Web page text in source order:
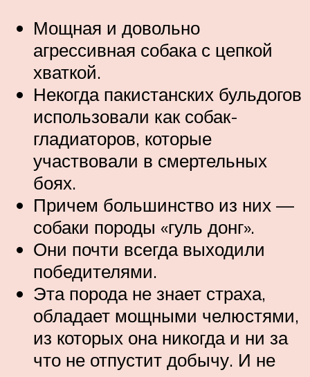
Мощная и довольно
агрессивная собака с цепкой
хваткой.
Некогда пакистанских бульдогов
использовали как собак-
гладиаторов, которые
участвовали в смертельных
боях.
Причем большинство из них —
собаки породы «гуль донг».
Они почти всегда выходили
победителями.
Эта порода не знает страха,
обладает мощными челюстями,
из которых она никогда и ни за
что не отпустит добычу. И не